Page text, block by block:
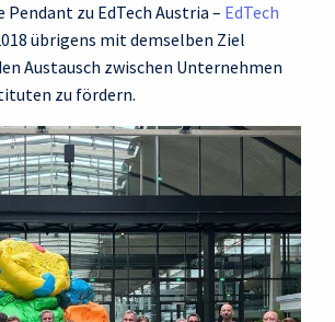
Pendant zu EdTech Austria – EdTech
übrigens mit demselben Ziel
Austausch zwischen Unternehmen
zu fördern.